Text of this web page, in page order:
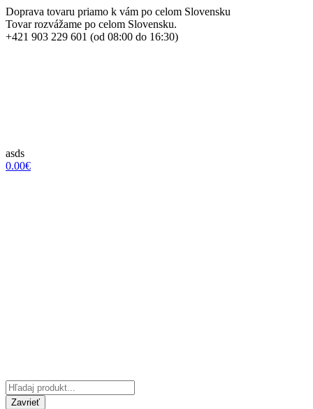
Doprava tovaru priamo k vám po celom Slovensku
Tovar rozvážame po celom Slovensku.
+421 903 229 601 (od 08:00 do 16:30)
asds
0.00€
Zavrieť